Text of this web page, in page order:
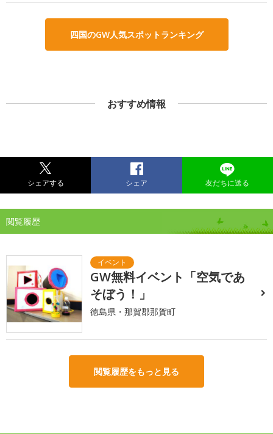
四国のGW人気スポットランキング
おすすめ情報
シェアする シェア 友だちに送る
閲覧履歴
GW無料イベント「空気であ
そぼう！」
徳島県・那賀郡那賀町
閲覧履歴をもっと見る